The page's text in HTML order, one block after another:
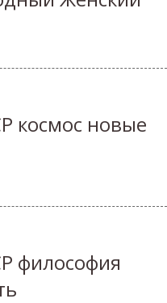
космос новые
философия